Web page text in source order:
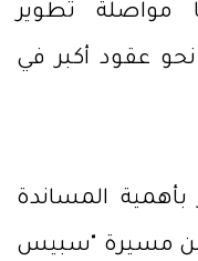
مواصلة تطوير
نحو عقود أكبر في
المساندة
من مسيرة "سبيس